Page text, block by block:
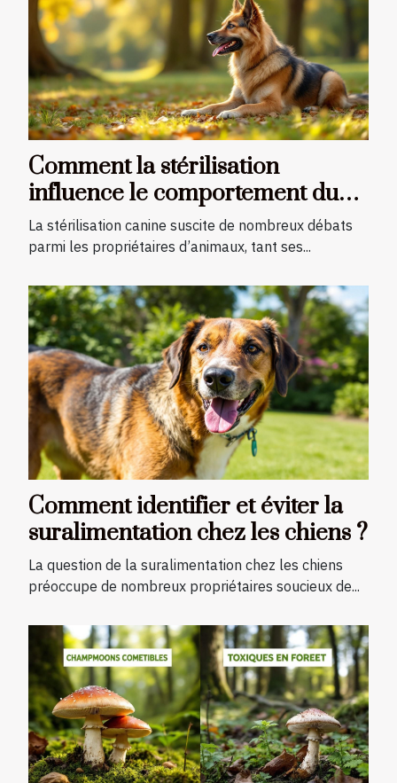
Comment la stérilisation
influence le comportement du
chien ?
La stérilisation canine suscite de nombreux débats
parmi les propriétaires d’animaux, tant ses...
Comment identifier et éviter la
suralimentation chez les chiens ?
La question de la suralimentation chez les chiens
préoccupe de nombreux propriétaires soucieux de...